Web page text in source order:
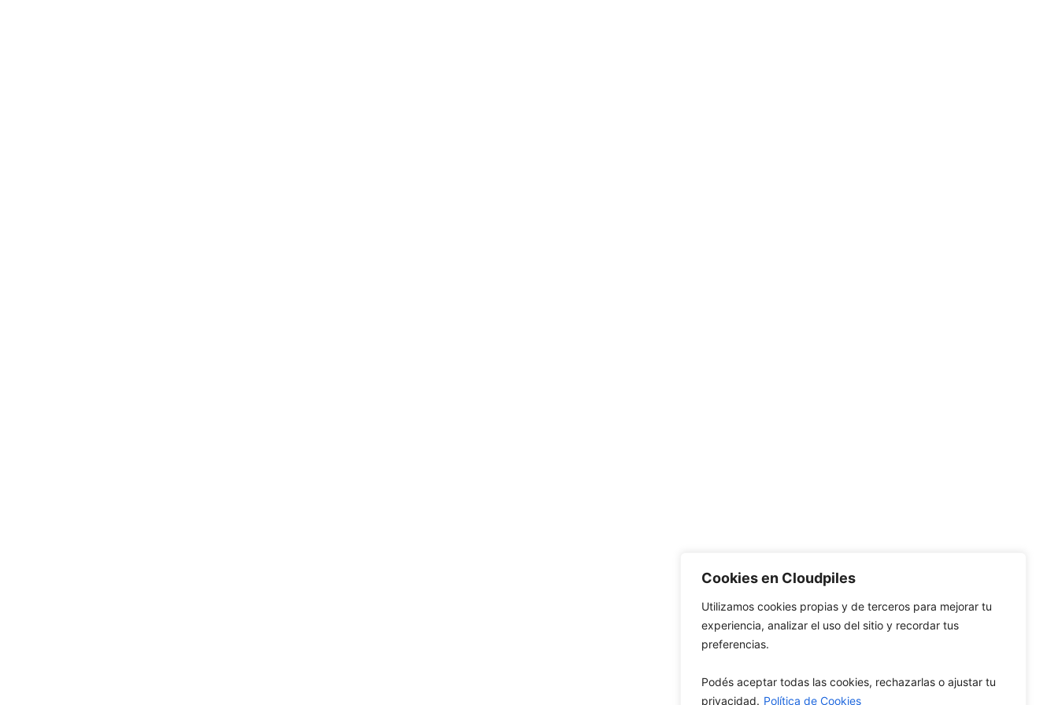
Cookies en Cloudpiles
Utilizamos cookies propias y de terceros para mejorar tu
experiencia, analizar el uso del sitio y recordar tus
preferencias.
Podés aceptar todas las cookies, rechazarlas o ajustar tu
privacidad. Política de Cookies